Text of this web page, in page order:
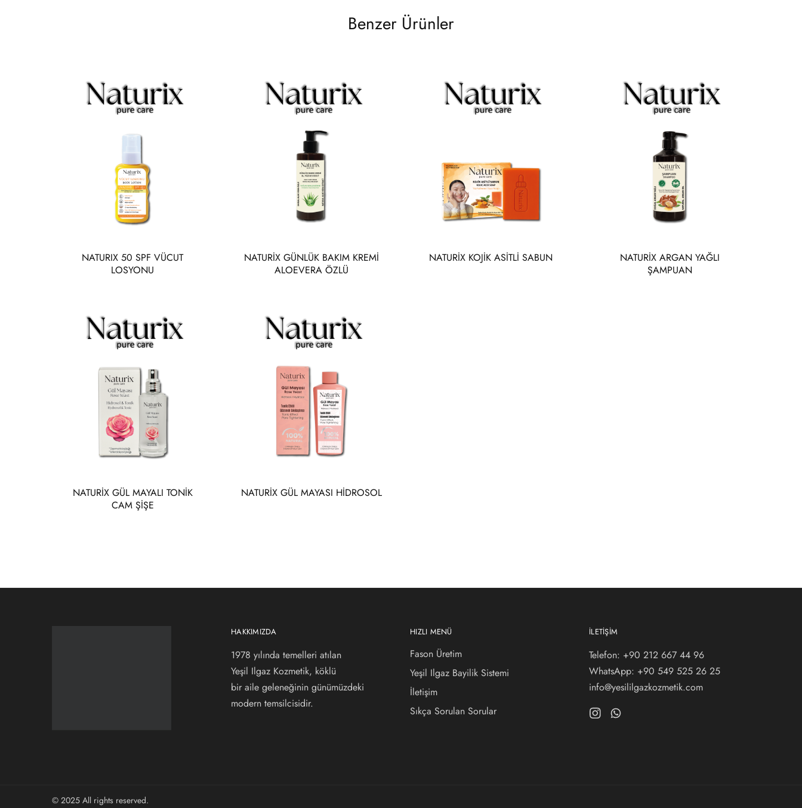
Benzer Ürünler
NATURIX 50 SPF VÜCUT
LOSYONU
NATURİX GÜNLÜK BAKIM KREMİ
ALOEVERA ÖZLÜ
NATURİX KOJİK ASİTLİ SABUN
NATURİX ARGAN YAĞLI
ŞAMPUAN
NATURİX GÜL MAYALI TONİK
CAM ŞİŞE
NATURİX GÜL MAYASI HİDROSOL
HAKKIMIZDA
1978 yılında temelleri atılan
Yeşil Ilgaz Kozmetik, köklü
bir aile geleneğinin günümüzdeki
modern temsilcisidir.
HIZLI MENÜ
Fason Üretim
Yeşil Ilgaz Bayilik Sistemi
İletişim
Sıkça Sorulan Sorular
İLETIŞIM
Telefon: +90 212 667 44 96
WhatsApp: +90 549 525 26 25
info@yesililgazkozmetik.com
© 2025 All rights reserved.